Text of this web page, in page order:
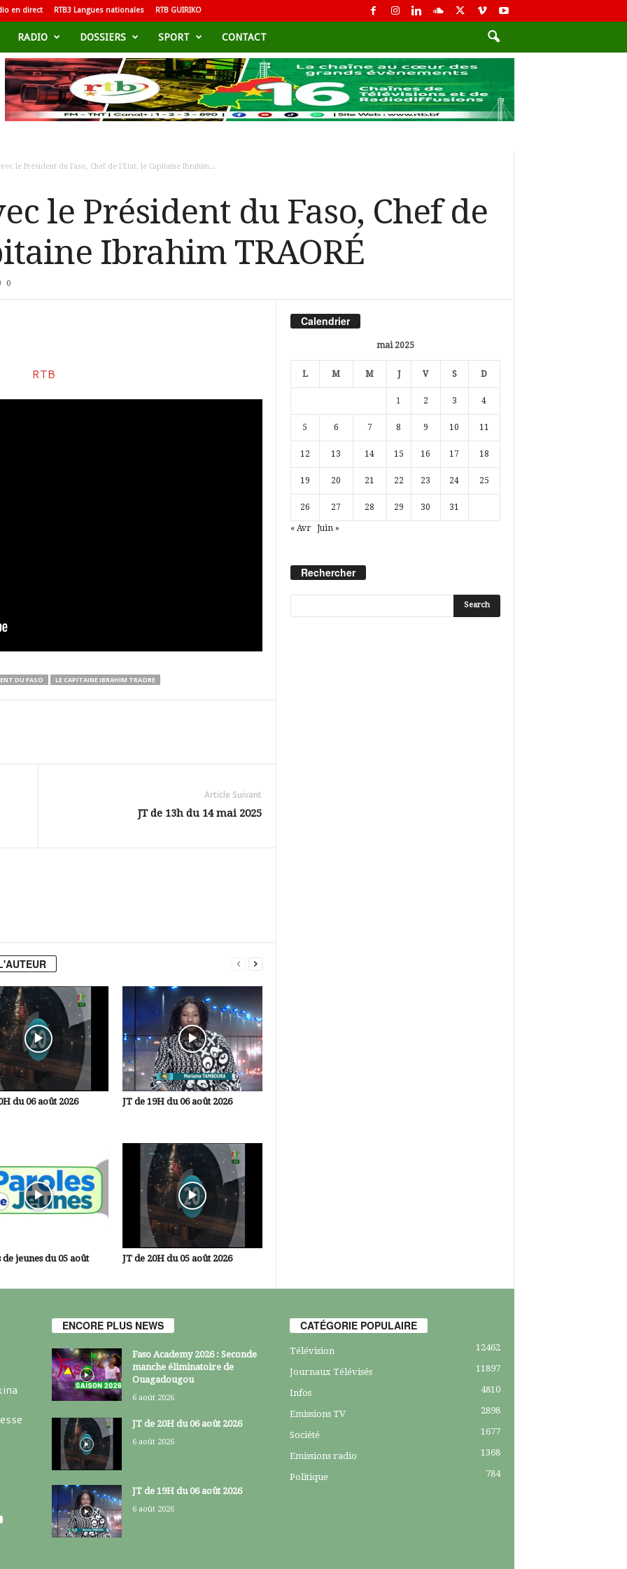
en direct RTB3 Langues nationales RTB GUIRIKO
RADIO DOSSIERS SPORT CONTACT
le Président du Faso, Chef de l’Etat, le Capitaine Ibrahim...
le Président du Faso, Chef de
Ibrahim TRAORÉ
0
DU FASO LE CAPITAINE IBRAHIM TRAORE
Article Suivant
JT de 13h du 14 mai 2025
du 06 août 2026 JT de 19H du 06 août 2026
de jeunes du 05 août
JT de 20H du 05 août 2026
Calendrier
mai 2025
L M M J V S D
1 2 3 4
5 6 7 8 9 10 11
12 13 14 15 16 17 18
19 20 21 22 23 24 25
26 27 28 29 30 31
« Avr Juin »
Rechercher
ENCORE PLUS NEWS
Faso Academy 2026 : Seconde
manche éliminatoire de
Ouagadougou
6 août 2026
JT de 20H du 06 août 2026
6 août 2026
JT de 19H du 06 août 2026
6 août 2026
CATÉGORIE POPULAIRE
Télévision 12462
Journaux Télévisés 11897
Infos 4810
Emissions TV 2898
Société 1677
Emissions radio 1368
Politique 784